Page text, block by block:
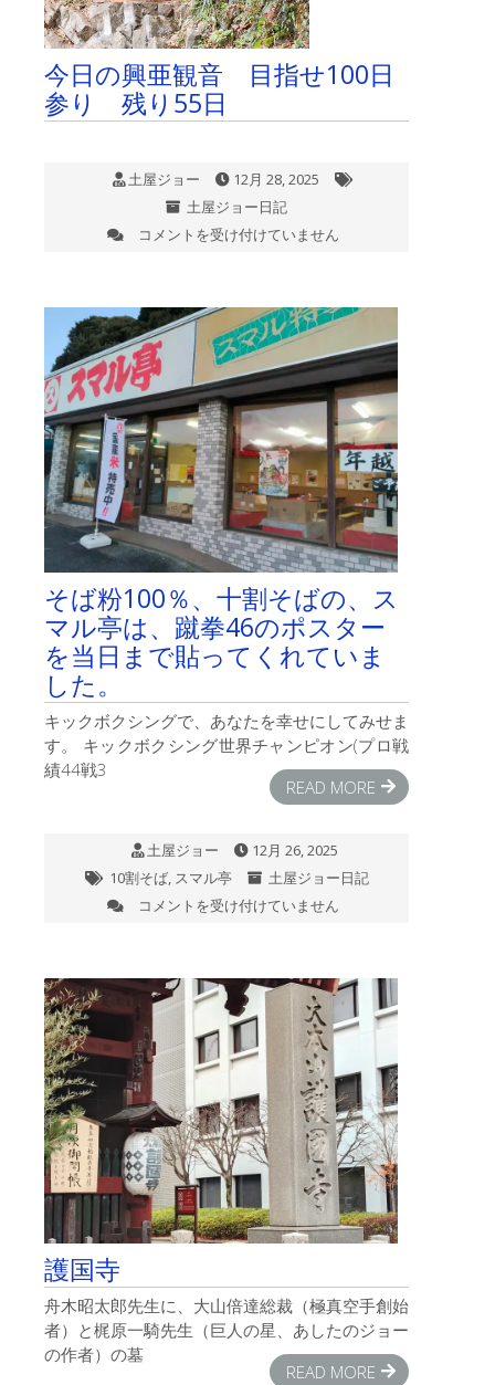
後
楽
園
ホ
ー
会
WARRIORS
挑
月
28
日
(日)
は
今日の興亜観音 目指せ100日
参り 残り55日
土屋ジョー
12月 28, 2025
土屋ジョー日記
今
亜
観
音
目
指
せ
100
日
参
り
残
り
55
日
コメントを受け付けていません
そば粉100％、十割そばの、ス
マル亭は、蹴拳46のポスター
を当日まで貼ってくれていま
した。
キックボクシングで、あなたを幸せにしてみせま
す。 キックボクシング世界チャンピオン(プロ戦
績44戦3
READ MORE
土屋ジョー
12月 26, 2025
10割そば, スマル亭
土屋ジョー日記
そ
十
そ
ば
の、
ス
マ
ル
亭
は、
蹴
拳
46
ポ
ス
タ
コメントを受け付けていません
護国寺
舟木昭太郎先生に、大山倍達総裁（極真空手創始
者）と梶原一騎先生（巨人の星、あしたのジョー
の作者）の墓
READ MORE